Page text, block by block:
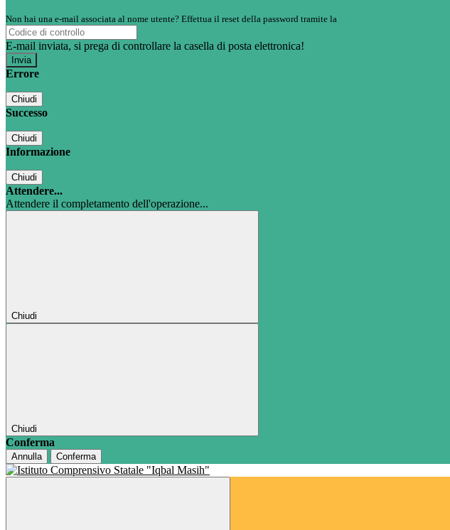
Non hai una e-mail associata al nome utente? Effettua il reset della password tramite la
E-mail inviata, si prega di controllare la casella di posta elettronica!
Errore
Chiudi
Successo
Chiudi
Informazione
Chiudi
Attendere...
Attendere il completamento dell'operazione...
Chiudi
Chiudi
Conferma
Annulla Conferma